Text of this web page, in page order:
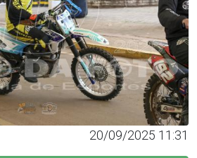
20/09/2025 11:31